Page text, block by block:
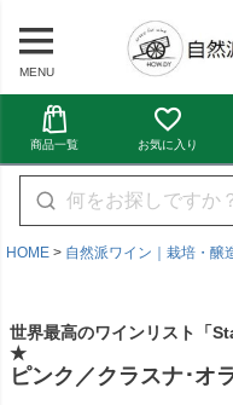
MENU
商品一覧 お気に入り
HOME 自然派ワイン｜栽培・醸
世界最高のワインリスト「
★
ピンク／クラスナ･オ